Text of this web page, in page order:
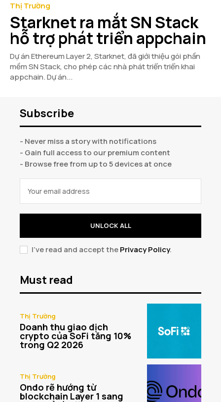
Thị Trường
Starknet ra mắt SN Stack
hỗ trợ phát triển appchain
Dự án Ethereum Layer 2, Starknet, đã giới thiệu gói phần
mềm SN Stack, cho phép các nhà phát triển triển khai
appchain. Dự án...
Subscribe
- Never miss a story with notifications
- Gain full access to our premium content
- Browse free from up to 5 devices at once
UNLOCK ALL
I've read and accept thePrivacy Policy.
Must read
Thị Trường
Doanh thu giao dịch
crypto của SoFi tăng 10%
trong Q2 2026
Thị Trường
Ondo rẽ hướng từ
blockchain Layer 1 sang